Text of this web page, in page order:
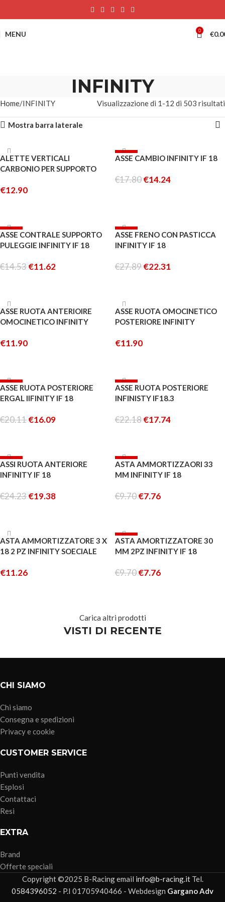
MENU 0 €
INFINITY
Home INFINITY Visualizzazione di 1-12 di 503 risultati
Mostra barra laterale
ESAURITO
ALETTE VERTICALI
CARBONIO PER SUPPORTO
POSATERIORE PER AWE
€12.90
-20%
ASSE CAMBIO INFINITY IF 18
€17.80€14.24
-20%
ESAURITO
ASSE CONTRALE SUPPORTO
PULEGGIE INFINITY IF 18
€14.53€11.62
-20%
ESAURITO
ASSE FRENO CON PASTICCA
INFINITY IF 18
€27.89€22.31
ESAURITO
ASSE RUOTA ANTERIOIRE
OMOCINETICO INFINITY
€11.90
ASSE RUOTA OMOCINETICO
POSTERIORE INFINITY
€11.90
-20%
ESAURITO
ASSE RUOTA POSTERIORE
ERGAL IIFINITY IF 18
€20.11€16.09
-20%
ESAURITO
ASSE RUOTA POSTERIORE
INFINISTY IF18.3
€22.18€17.74
-20%
ASSI RUOTA ANTERIORE
INFINITY IF 18
€24.23€19.38
-20%
ESAURITO
ASTA AMMORTIZZAORI 33
MM INFINITY IF 18
€9.70€7.76
ESAURITO
ASTA AMMORTIZZATORE 3 X
18 2 PZ INFINITY SOECIALE
€11.26
-20%
ESAURITO
ASTA AMORTIZZATORE 30
MM 2PZ INFINITY IF 18
€9.70€7.76
Carica altri prodotti
VISTI DI RECENTE
CHI SIAMO
Chi siamo
Consegna e spedizioni
Privacy e cookie
CUSTOMER SERVICE
Punti vendita
Esplosi
Contattaci
Resi
EXTRA
Brand
Offerte speciali
Copyright ©2025 B-Racing email info@b-racing.itTel.
0584396052 - P.I 01705940466 - Webdesign Gargano Adv